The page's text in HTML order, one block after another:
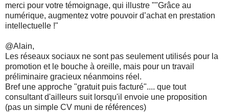
merci pour votre témoignage, qui illustre ""Grâce au
numérique, augmentez votre pouvoir d’achat en prestation
intellectuelle !"
@Alain,
Les réseaux sociaux ne sont pas seulement utilisés pour la
promotion et le bouche à oreille, mais pour un travail
préliminaire gracieux néanmoins réel.
Bref une approche "gratuit puis facturé".... que tout
consultant d'ailleurs suit lorsqu'il envoie une proposition
(pas un simple CV muni de références)